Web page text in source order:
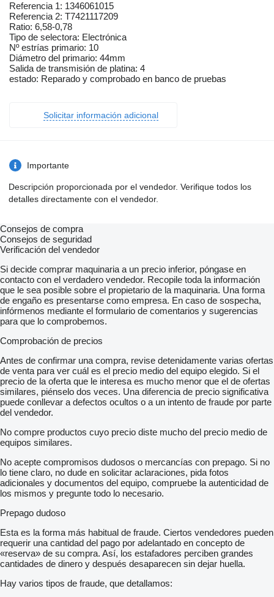
Referencia 1: 1346061015
Referencia 2: T7421117209
Ratio: 6,58-0,78
Tipo de selectora: Electrónica
Nº estrías primario: 10
Diámetro del primario: 44mm
Salida de transmisión de platina: 4
estado: Reparado y comprobado en banco de pruebas
Solicitar información adicional
Importante
Descripción proporcionada por el vendedor. Verifique todos los
detalles directamente con el vendedor.
Consejos de compra
Consejos de seguridad
Verificación del vendedor
Si decide comprar maquinaria a un precio inferior, póngase en
contacto con el verdadero vendedor. Recopile toda la información
que le sea posible sobre el propietario de la maquinaria. Una forma
de engaño es presentarse como empresa. En caso de sospecha,
infórmenos mediante el formulario de comentarios y sugerencias
para que lo comprobemos.
Comprobación de precios
Antes de confirmar una compra, revise detenidamente varias ofertas
de venta para ver cuál es el precio medio del equipo elegido. Si el
precio de la oferta que le interesa es mucho menor que el de ofertas
similares, piénselo dos veces. Una diferencia de precio significativa
puede conllevar a defectos ocultos o a un intento de fraude por parte
del vendedor.
No compre productos cuyo precio diste mucho del precio medio de
equipos similares.
No acepte compromisos dudosos o mercancías con prepago. Si no
lo tiene claro, no dude en solicitar aclaraciones, pida fotos
adicionales y documentos del equipo, compruebe la autenticidad de
los mismos y pregunte todo lo necesario.
Prepago dudoso
Esta es la forma más habitual de fraude. Ciertos vendedores pueden
requerir una cantidad del pago por adelantado en concepto de
«reserva» de su compra. Así, los estafadores perciben grandes
cantidades de dinero y después desaparecen sin dejar huella.
Hay varios tipos de fraude, que detallamos: